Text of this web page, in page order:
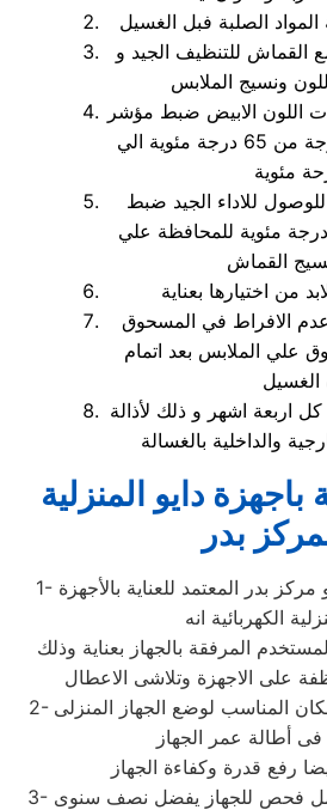
القماش للتنظيف الجيد و
اللون الابيض ضبط مؤشر
الحرارة علي متوسط درجة من 65 درجة مئوية الي
للاداء الجيد ضبط
مؤشر الحرارة علي 40 درجة مئوية للمحافظة علي
الافراط في المسحوق
علي الملابس بعد اتمام
اربعة اشهر و ذلك لأذالة
باجهزة دايو المنزلية
بدر
1- يوصى مركز صيانه دايو مركز بدر المعتمد للعناية بالأجهزة
الكهربائية انه
المرفقة بالجهاز بعناية وذلك
2- كذلك ضرورة اختيار المكان المناسب لوضع الجهاز المنزلى
أطالة عمر الجهاز
3- تحديد موعد مناسب لعمل فحص للجهاز يفضل نصف سنوى